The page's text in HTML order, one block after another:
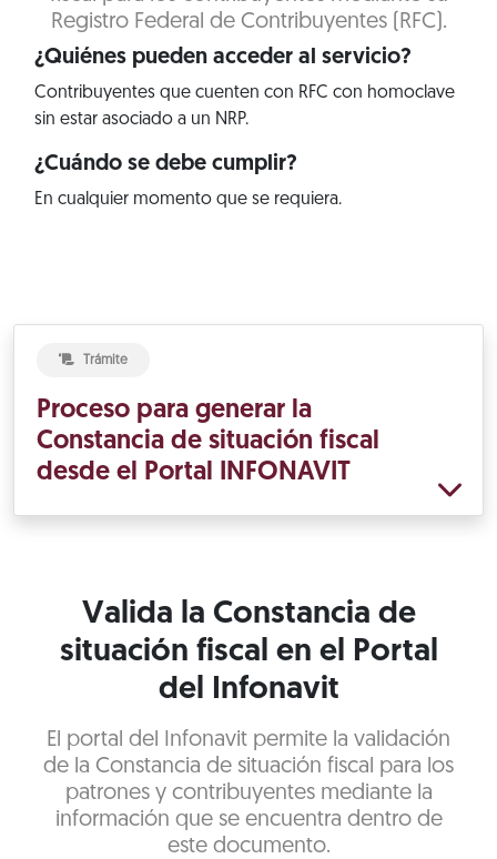
Registro Federal de Contribuyentes (RFC).
¿Quiénes pueden acceder al servicio?
Contribuyentes que cuenten con RFC con homoclave
sin estar asociado a un NRP.
¿Cuándo se debe cumplir?
En cualquier momento que se requiera.
Trámite
Proceso para generar la
Constancia de situación fiscal
desde el Portal INFONAVIT
Valida la Constancia de
situación fiscal en el Portal
del Infonavit
El portal del Infonavit permite la validación
de la Constancia de situación fiscal para los
patrones y contribuyentes mediante la
información que se encuentra dentro de
este documento.